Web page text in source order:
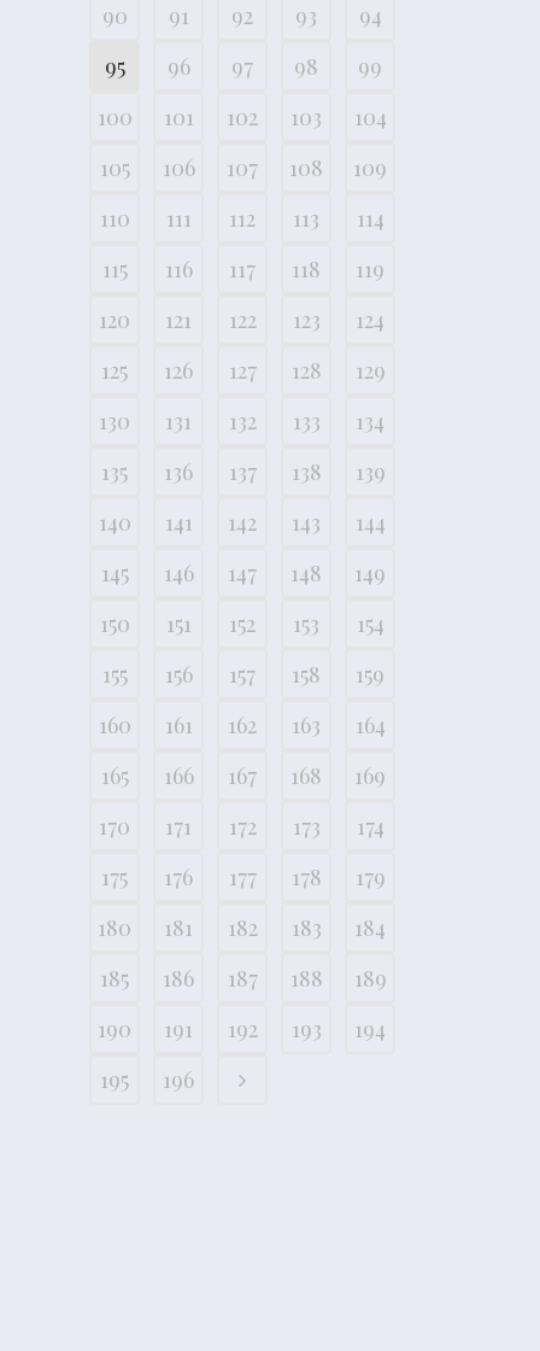
90
91 92 93
94
95
96 97 98
99
100
101 102 103
104
105
106 107 108
109
110
111 112 113
114
115
116 117 118
119
120
121 122 123
124
125
126 127 128
129
130
131 132 133
134
135
136 137 138
139
140
141 142 143
144
145
146 147 148
149
150
151 152 153
154
155
156 157 158
159
160
161 162 163
164
165
166 167 168
169
170
171 172 173
174
175
176 177 178
179
180
181 182 183
184
185
186 187 188
189
190
191 192 193
194
195
196